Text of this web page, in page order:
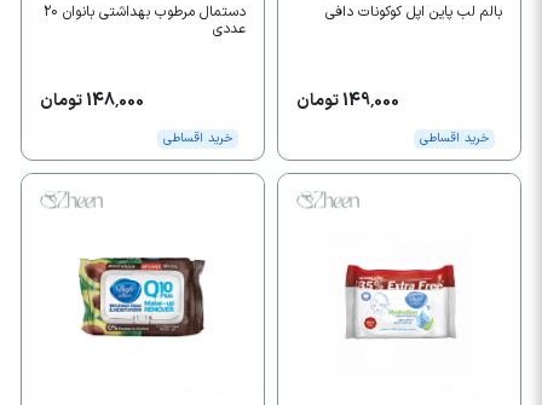
بالم لب پاین اپل کوکونات دافی
149,000 تومان
خرید اقساطی
دستمال مرطوب بهداشتی بانوان 20
عددی
148,000 تومان
خرید اقساطی